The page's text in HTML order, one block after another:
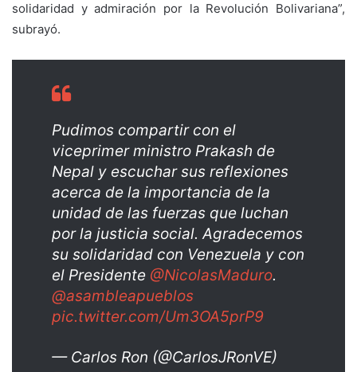
solidaridad y admiración por la Revolución Bolivariana”,
subrayó.
Pudimos compartir con el
viceprimer ministro Prakash de
Nepal y escuchar sus reflexiones
acerca de la importancia de la
unidad de las fuerzas que luchan
por la justicia social. Agradecemos
su solidaridad con Venezuela y con
el Presidente @NicolasMaduro.
@asambleapueblos
pic.twitter.com/Um3OA5prP9
— Carlos Ron (@CarlosJRonVE)